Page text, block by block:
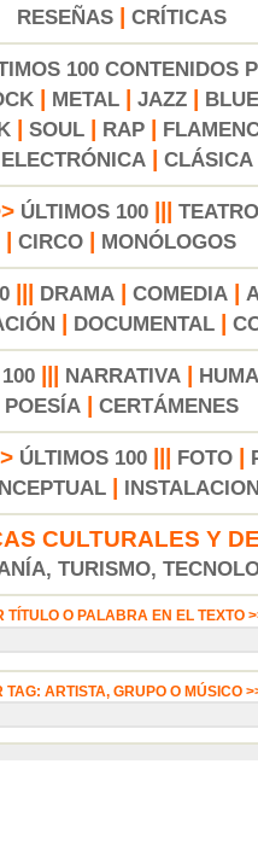
RESEÑAS| CRÍTICAS
100 CONTENIDOS
METAL JAZZ
SOUL RAP
ELECTRÓNICA CLÁSICA
ÚLTIMOS 100||| TEATRO
CIRCO MONÓLOGOS
DRAMA COMEDIA
DOCUMENTAL|
NARRATIVA
POESÍA| CERTÁMENES
ÚLTIMOS 100 FOTO
CULTURALES Y
TURISMO,
TÍTULO O PALABRA EN EL TEXTO
TAG: ARTISTA, GRUPO O MÚSICO